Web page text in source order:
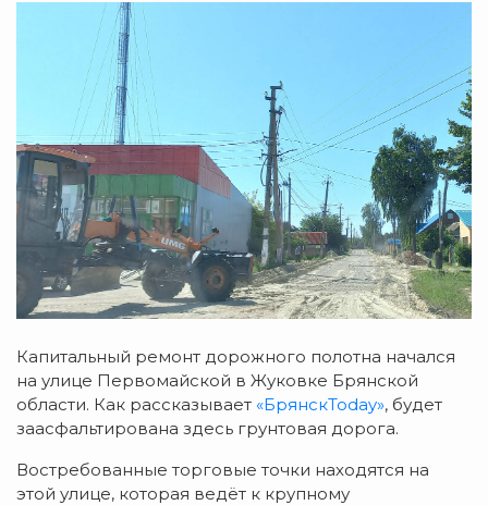
Капитальный ремонт дорожного полотна начался
на улице Первомайской в Жуковке Брянской
области. Как рассказывает «БрянскToday», будет
заасфальтирована здесь грунтовая дорога.
Востребованные торговые точки находятся на
этой улице, которая ведёт к крупному